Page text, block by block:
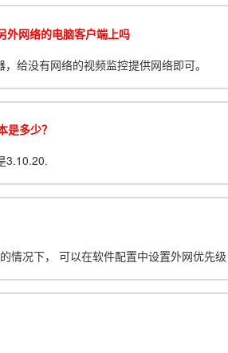
外网络的电脑客户端上吗
给没有网络的视频监控提供网络即可。
多少？
3.10.20.
情况下， 可以在软件配置中设置外网优先